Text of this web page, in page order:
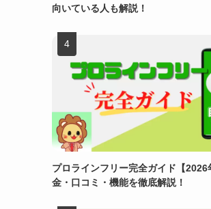
向いている人も解説！
プロラインフリー完全ガイド【2026
金・口コミ・機能を徹底解説！